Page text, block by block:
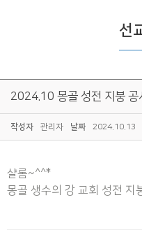
선
2024.10 몽골 성전 지붕 공
작성자 관리자 날짜 2024.10.13
샬롬~^^*
몽골 생수의 강 교회 성전 지